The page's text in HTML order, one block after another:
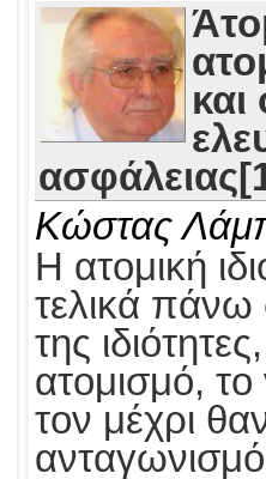
Κώστας
Η ατομική
τελικά πάνω
της
ατομισμό,
τον μέχρι